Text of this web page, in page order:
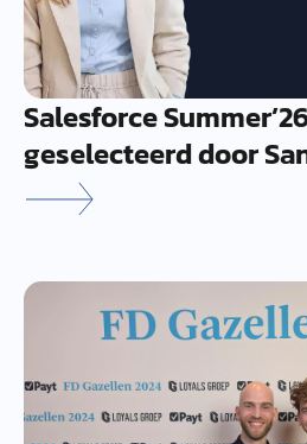
Salesforce
geselecteerd door